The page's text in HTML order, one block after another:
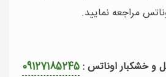
مراجعه نمایید.
و خشکبار اوناتس :09127185245